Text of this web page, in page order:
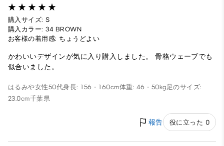
購入サイズ: S
購入カラー: 34 BROWN
お客様の着用感: ちょうどよい
かわいいデザインが気に入り購入しました。 骨格ウェーブでも
似合いました。
はるみや女性50代身長: 156 - 160cm体重: 46 - 50kg足のサイズ:
23.0cm千葉県
報告 役に立った 0